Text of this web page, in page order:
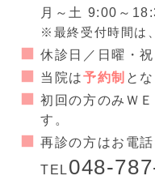
月～土 9:00～
※最終受付時間は
休診日／日曜・祝
当院は予約制 と
初回の方のみＷ
す。
再診の方はお電
TEL 048-